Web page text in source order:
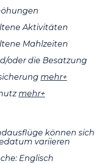
Aktivitäten
Mahlzeiten
oder die Besatzung
mehr+
mehr+
können sich
variieren
Englisch